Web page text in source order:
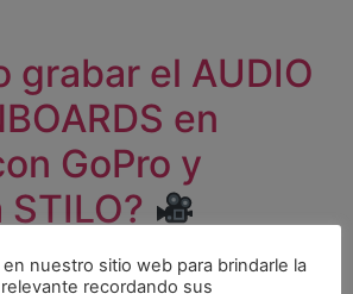
grabar el AUDIO
en
GoPro y
nuestro sitio web para brindarle la
recordando sus